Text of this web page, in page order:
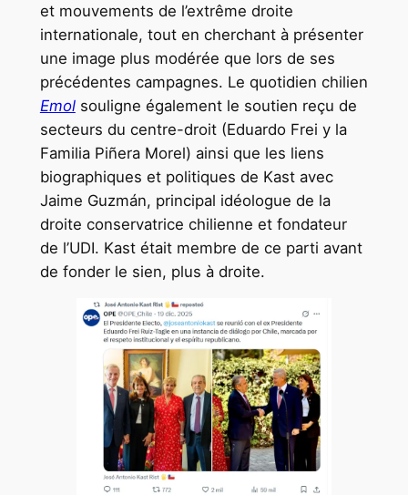
et mouvements de l’extrême droite
internationale, tout en cherchant à présenter
une image plus modérée que lors de ses
précédentes campagnes. Le quotidien chilien
Emolsouligne également le soutien reçu de
secteurs du centre-droit (Eduardo Frei y la
Familia Piñera Morel) ainsi que les liens
biographiques et politiques de Kast avec
Jaime Guzmán, principal idéologue de la
droite conservatrice chilienne et fondateur
de l’UDI. Kast était membre de ce parti avant
de fonder le sien, plus à droite.